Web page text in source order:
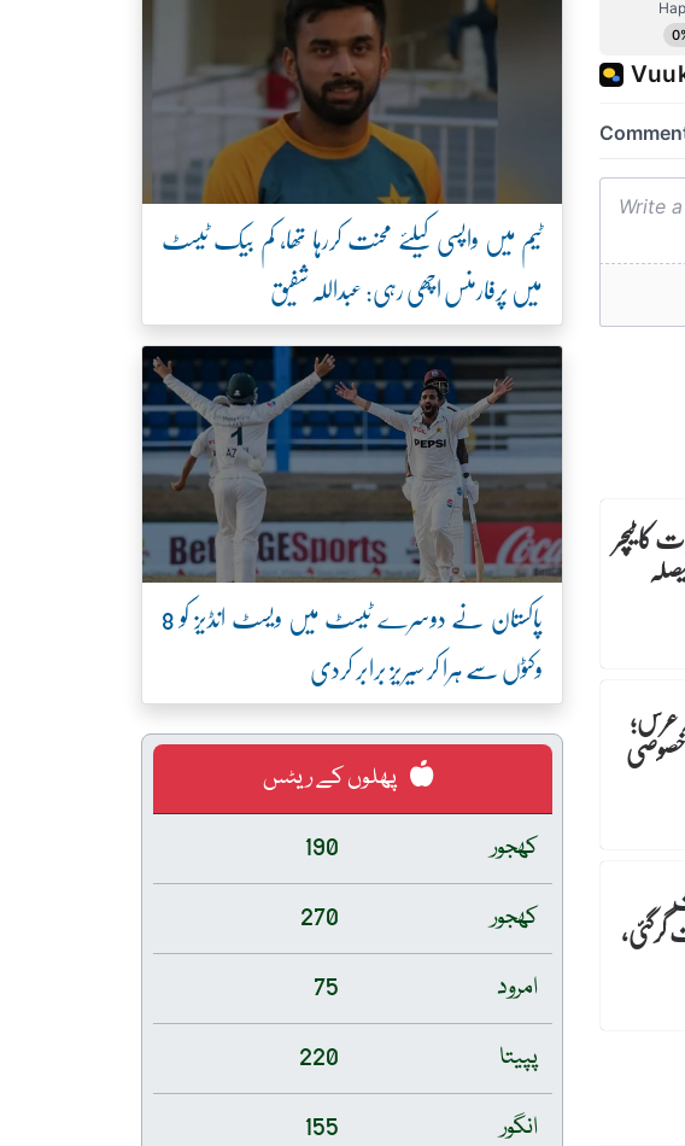
کا ٹیچر
عرس;
ٹیم میں واپسی کیلئے محنت کررہا تھا، کم بیک ٹیسٹ
میں پرفارمنس اچھی رہی: عبداللہ شفیق
پاکستان نے دوسرے ٹیسٹ میں ویسٹ انڈیز کو 8
وکٹوں سے ہرا کر سیریز برابر کردی
پھلوں کے ریٹس
کھجور
190
کھجور
270
امرود
75
پپیتا
220
انگور
155